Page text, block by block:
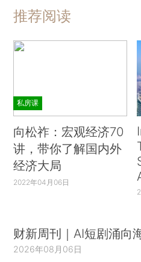
推荐阅读
私房课
向松祚：宏观经济70
讲，带你了解国内外
经济大局
2022年04月06日
财新周刊｜AI短剧涌向
2026年08月06日